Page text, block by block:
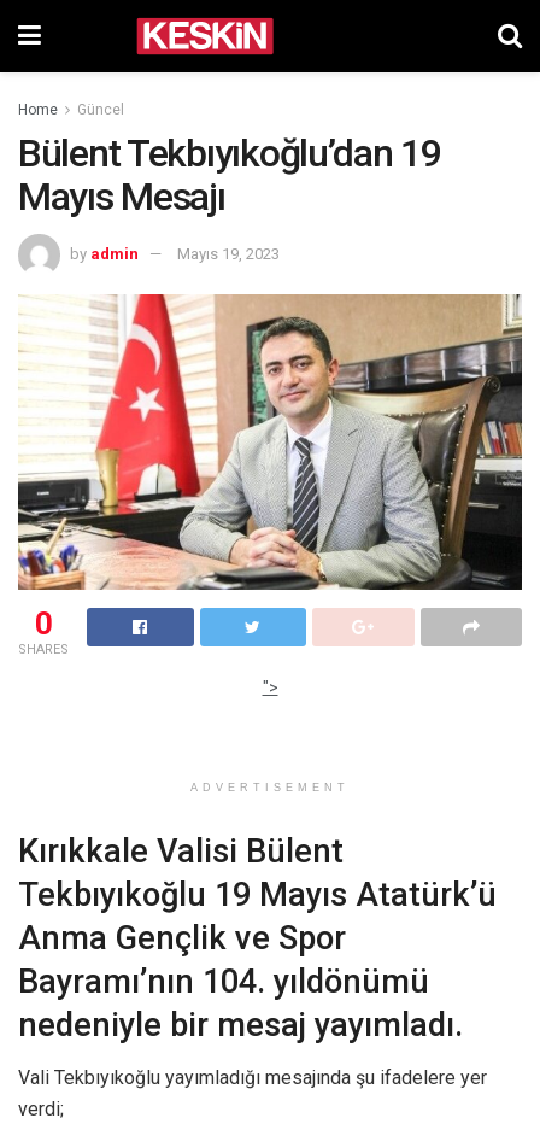
Home Güncel
Bülent Tekbıyıkoğlu’dan 19
Mayıs Mesajı
by admin Mayıs 19, 2023
0
SHARES
">
ADVERTISEMENT
Kırıkkale Valisi Bülent
Tekbıyıkoğlu 19 Mayıs Atatürk’ü
Anma Gençlik ve Spor
Bayramı’nın 104. yıldönümü
nedeniyle bir mesaj yayımladı.
Vali Tekbıyıkoğlu yayımladığı mesajında şu ifadelere yer
verdi;